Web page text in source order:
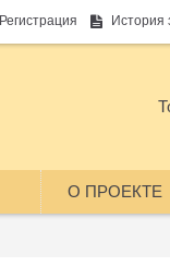
Регистрация История
О ПРОЕКТЕ